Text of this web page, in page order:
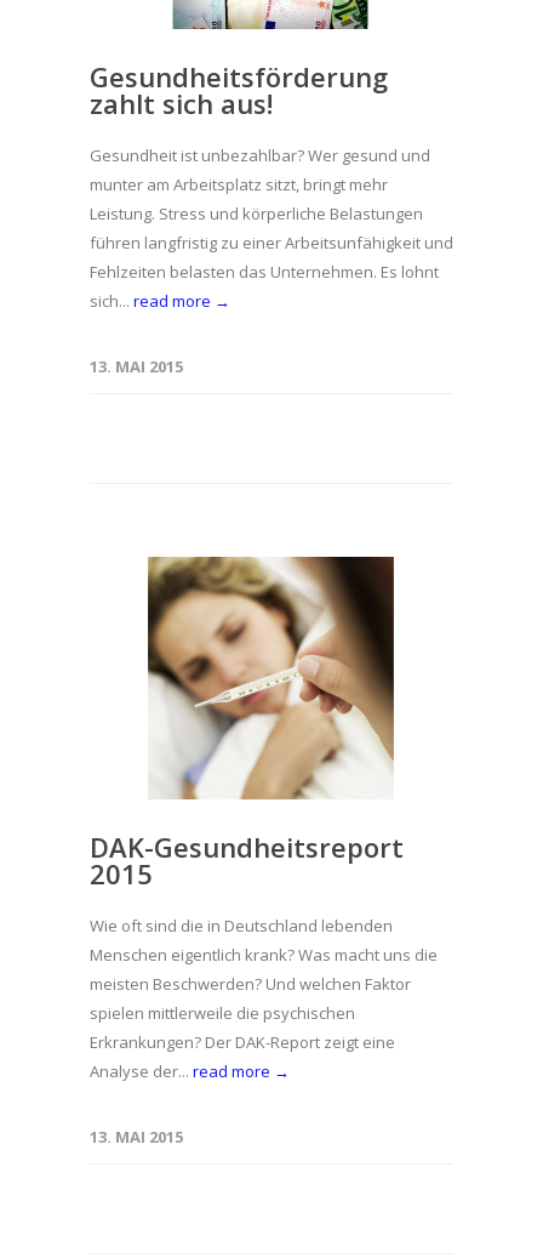
Gesundheitsförderung
zahlt sich aus!
Gesundheit ist unbezahlbar? Wer gesund und
munter am Arbeitsplatz sitzt, bringt mehr
Leistung. Stress und körperliche Belastungen
führen langfristig zu einer Arbeitsunfähigkeit und
Fehlzeiten belasten das Unternehmen. Es lohnt
sich... read more →
13. MAI 2015
DAK-Gesundheitsreport
2015
Wie oft sind die in Deutschland lebenden
Menschen eigentlich krank? Was macht uns die
meisten Beschwerden? Und welchen Faktor
spielen mittlerweile die psychischen
Erkrankungen? Der DAK-Report zeigt eine
Analyse der... read more →
13. MAI 2015